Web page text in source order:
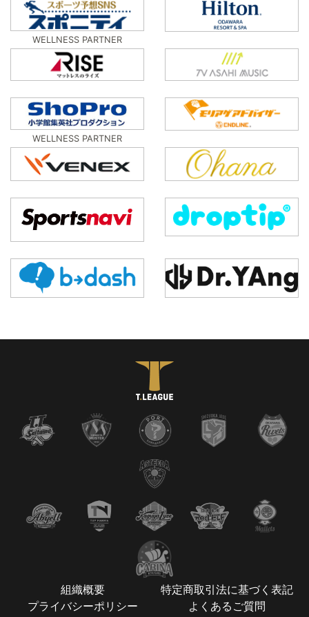
WELLNESS PARTNER
WELLNESS PARTNER
組織概要
特定商取引法に基づく表記
プライバシーポリシー
よくあるご質問